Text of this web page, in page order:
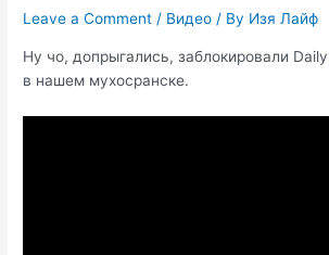
Leave a Comment / Видео / By Изя Лайф
Ну чо, допрыгались, заблокировали
в нашем мухосранске.